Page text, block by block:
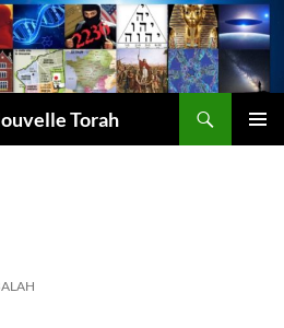
Torah